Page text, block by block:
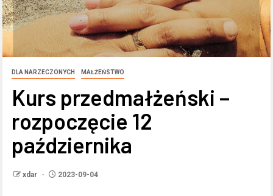
DLA NARZECZONYCH MAŁŻEŃSTWO
Kurs przedmałżeński –
rozpoczęcie 12
października
xdar 2023-09-04